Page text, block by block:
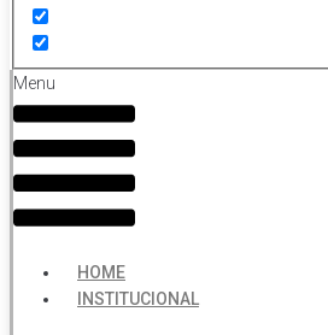
Menu
HOME
INSTITUCIONAL